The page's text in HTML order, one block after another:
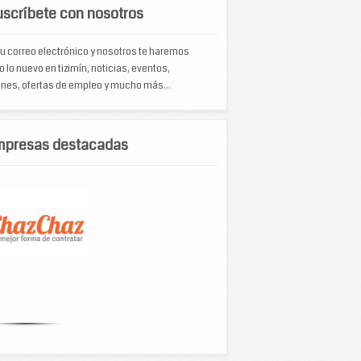
con nosotros
correo electrónico y nosotros te haremos
lo nuevo en tizimín, noticias, eventos,
ofertas de empleo y mucho más...
destacadas